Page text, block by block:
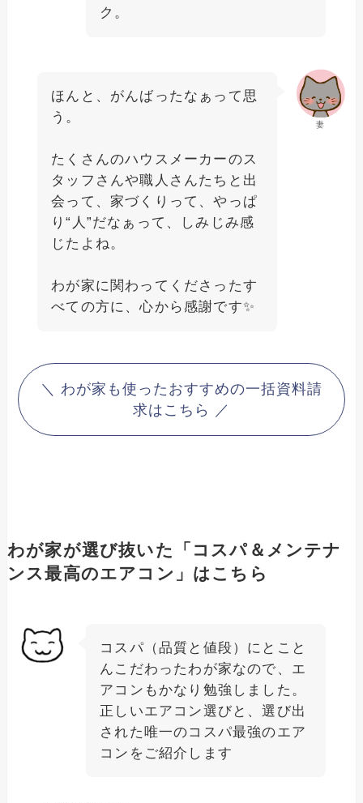
ク。
妻
ほんと、がんばったなぁって思
う。
たくさんのハウスメーカーのス
タッフさんや職人さんたちと出
会って、家づくりって、やっぱ
り“人”だなぁって、しみじみ感
じたよね。
わが家に関わってくださったす
べての方に、心から感謝です✨️
＼ わが家も使ったおすすめの一括資料請
求はこちら ／
わが家が選び抜いた「コスパ＆メンテナ
ンス最高のエアコン」はこちら
コスパ（品質と値段）にとこと
んこだわったわが家なので、エ
アコンもかなり勉強しました。
正しいエアコン選びと、選び出
された唯一のコスパ最強のエア
コンをご紹介します